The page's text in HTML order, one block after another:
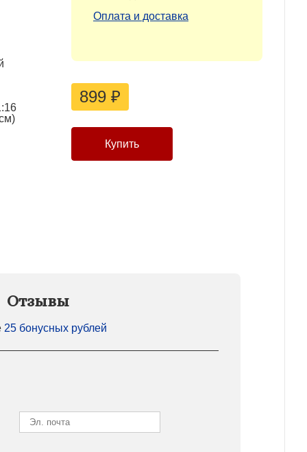
Оплата и доставка
899 ₽
Отзывы
25 бонусных рублей